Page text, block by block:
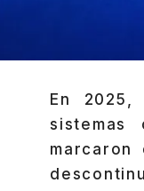
En
sistemas